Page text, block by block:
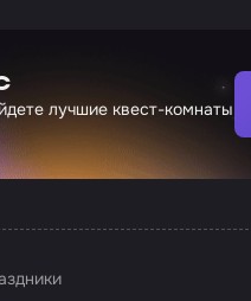
лучшие квест-комнаты